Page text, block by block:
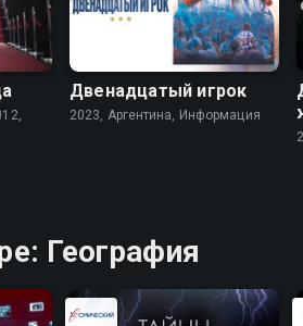
Двенадцатый игрок
2023, Аргентина, Информация
География